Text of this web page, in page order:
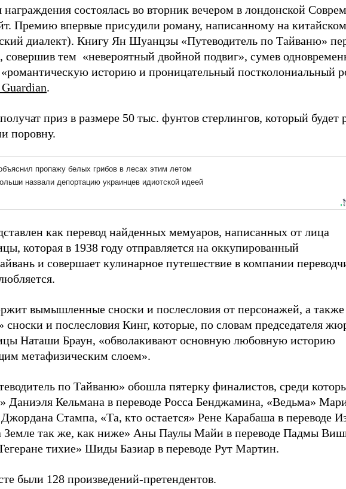
состоялась во вторник вечером в лондонской
Премию впервые присудили роману, написанному на
диалект). Книгу Ян Шуанцзы «Путеводитель по Тайваню»
тем «невероятный двойной подвиг», сумев
«романтическую историю и проницательный постколониальный
.
приз в размере 50 тыс. фунтов стерлингов, который будет
поровну.
как перевод найденных мемуаров, написанных от лица
которая в 1938 году отправляется на оккупированный
и совершает кулинарное путешествие в компании
вымышленные сноски и послесловия от персонажей, а также
сноски и послесловия Кинг, которые, по словам председателя
Наташи Браун, «обволакивают основную любовную историю
метафизическим слоем».
по Тайваню» обошла пятерку финалистов, среди
Даниэля Кельмана в переводе Росса Бенджамина, «Ведьма»
Джордана Стампа, «Та, кто остается» Рене Карабаша в переводе
Земле так же, как ниже» Аны Паулы Майи в переводе Падмы
тихие» Шиды Базиар в переводе Рут Мартин.
были 128 произведений-претендентов.